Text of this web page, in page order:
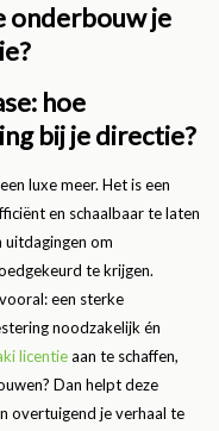
onderbouw je
hoe
bij je directie?
luxe meer. Het is een
en schaalbaar te laten
uitdagingen om
te krijgen.
een sterke
noodzakelijk én
licentieaan te schaffen,
Dan helpt deze
overtuigend je verhaal te